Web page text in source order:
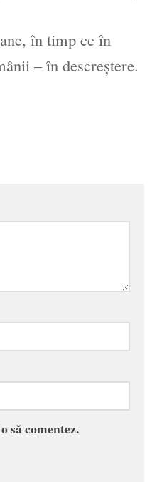
în timp ce în
– în descreştere.
să comentez.